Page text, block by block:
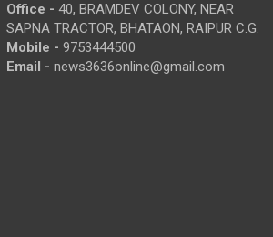
Office - 40, BRAMDEV COLONY, NEAR
SAPNA TRACTOR, BHATAON, RAIPUR C.G.
Mobile - 9753444500
Email - news3636online@gmail.com